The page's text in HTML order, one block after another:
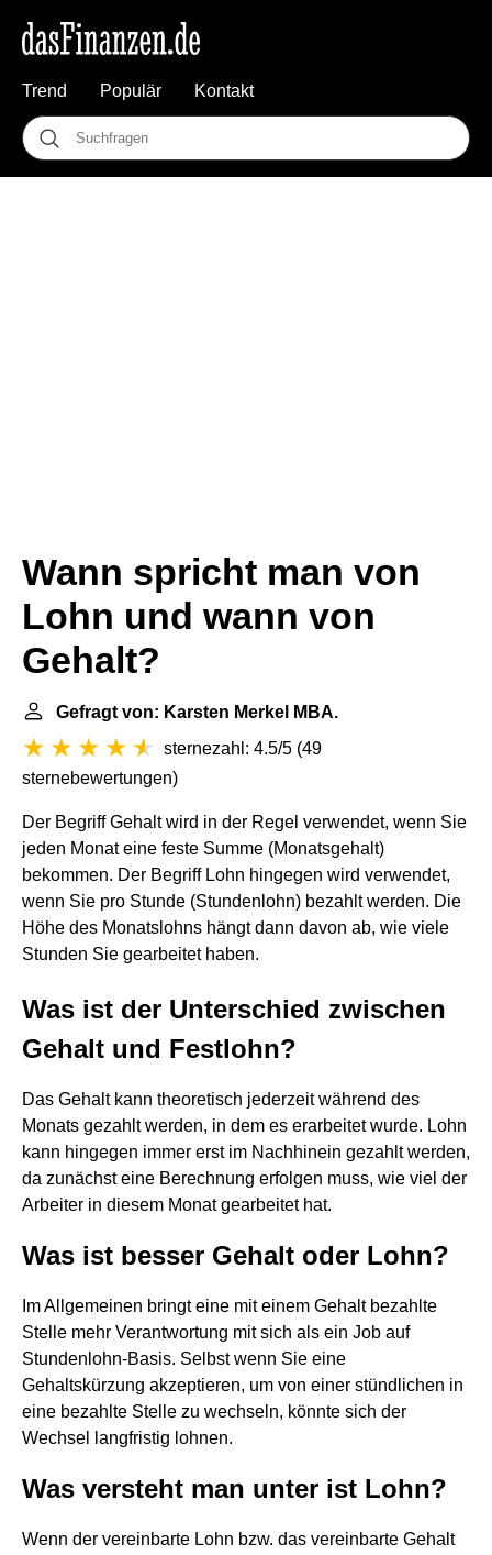
Trend Populär Kontakt
Wann spricht man von
Lohn und wann von
Gehalt?
Gefragt von: Karsten Merkel MBA.
sternezahl: 4.5/5 (49
sternebewertungen)
Der Begriff Gehalt wird in der Regel verwendet, wenn Sie
jeden Monat eine feste Summe (Monatsgehalt)
bekommen. Der Begriff Lohn hingegen wird verwendet,
wenn Sie pro Stunde (Stundenlohn) bezahlt werden. Die
Höhe des Monatslohns hängt dann davon ab, wie viele
Stunden Sie gearbeitet haben.
Was ist der Unterschied zwischen
Gehalt und Festlohn?
Das Gehalt kann theoretisch jederzeit während des
Monats gezahlt werden, in dem es erarbeitet wurde. Lohn
kann hingegen immer erst im Nachhinein gezahlt werden,
da zunächst eine Berechnung erfolgen muss, wie viel der
Arbeiter in diesem Monat gearbeitet hat.
Was ist besser Gehalt oder Lohn?
Im Allgemeinen bringt eine mit einem Gehalt bezahlte
Stelle mehr Verantwortung mit sich als ein Job auf
Stundenlohn-Basis. Selbst wenn Sie eine
Gehaltskürzung akzeptieren, um von einer stündlichen in
eine bezahlte Stelle zu wechseln, könnte sich der
Wechsel langfristig lohnen.
Was versteht man unter ist Lohn?
Wenn der vereinbarte Lohn bzw. das vereinbarte Gehalt